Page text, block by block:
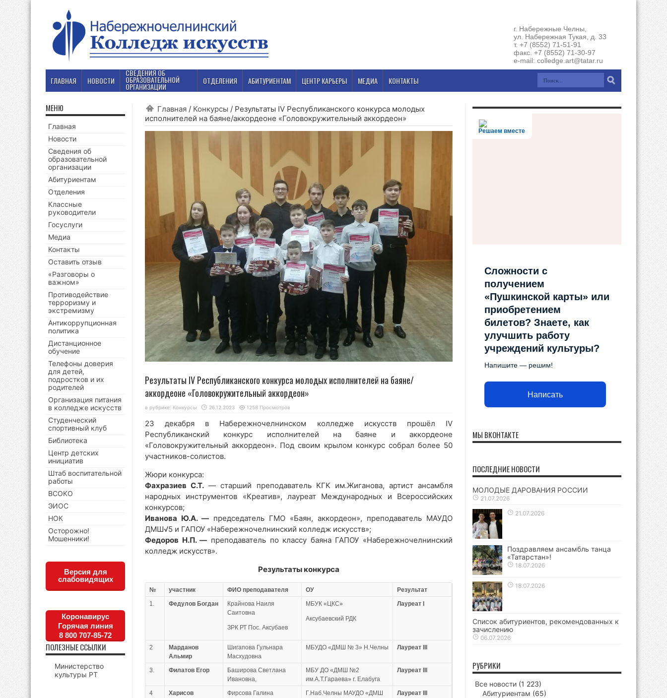
г. Набережные Челны,
ул. Набережная Тукая, д. 33
т. +7 (8552) 71-51-91
факс. +7 (8552) 71-30-97
e-mail: colledge.art@tatar.ru
ГЛАВНАЯ НОВОСТИ
СВЕДЕНИЯ ОБ
ОБРАЗОВАТЕЛЬНОЙ
ОРГАНИЗАЦИИ
ОТДЕЛЕНИЯ АБИТУРИЕНТАМ ЦЕНТР КАРЬЕРЫ МЕДИА КОНТАКТЫ
Главная / Конкурсы / Результаты IV Республиканского конкурса молодых
исполнителей на баяне/аккордеоне «Головокружительный аккордеон»
Результаты IV Республиканского конкурса молодых исполнителей на баяне/
аккордеоне «Головокружительный аккордеон»
в рубрике: Конкурсы 26.12.2023 1258 Просмотров
23 декабря в Набережночелнинском колледже искусств прошёл IV
Республиканский конкурс исполнителей на баяне и аккордеоне
«Головокружительный аккордеон». Под своим крылом конкурс собрал более 50
участников-солистов.
Жюри конкурса:
Фахразиев С.Т. — старший преподаватель КГК им.Жиганова, артист ансамбля
народных инструментов «Креатив», лауреат Международных и Всероссийских
конкурсов;
Иванова Ю.А. — председатель ГМО «Баян, аккордеон», преподаватель МАУДО
ДМШ√5 и ГАПОУ «Набережночелнинский колледж искусств»;
Федоров Н.П. — преподаватель по классу баяна ГАПОУ «Набережночелнинский
колледж искусств».
Результаты конкурса
№ участник ФИО преподавателя ОУ
Результат
1.
Федулов Богдан
Крайнова Наиля
Саитовна
ЗРК РТ Пос. Аксубаев
МБУК «ЦКС»
Аксубаевский РДК
Лауреат
2
Марданов
Альмир
Шигапова Гульнара
Масхудовна
МБУДО «ДМШ № 3» Н.Челны Лауреат
3. Филатов Егор
Баширова Светлана
Ивановна,
МБУ ДО «ДМШ №2
им.А.Т.Гараева» г. Елабуга
Лауреат
4
Харисов
Фирсова Галина
Г.Наб.Челны МАУДО «ДМШ
Лауреат
МЕНЮ
Главная
Новости
Сведения об
образовательной
организации
Абитуриентам
Отделения
Классные
руководители
Госуслуги
Медиа
Контакты
Оставить отзыв
«Разговоры о
важном»
Противодействие
терроризму и
экстремизму
Антикоррупционная
политика
Дистанционное
обучение
Телефоны доверия
для детей,
подростков и их
родителей
Организация питания
в колледже искусств
Студенческий
спортивный клуб
Библиотека
Центр детских
инициатив
Штаб воспитательной
работы
ВСОКО
ЭИОС
НОК
Осторожно!
Мошенники!
Версия для
слабовидящих
Коронавирус
Горячая линия
8 800 707-85-72
ПОЛЕЗНЫЕ ССЫЛКИ
Министерство
культуры РТ
Решаем вместе
Сложности с
получением
«Пушкинской карты» или
приобретением
билетов? Знаете, как
улучшить работу
учреждений культуры?
Напишите — решим!
Написать
МЫ ВКОНТАКТЕ
ПОСЛЕДНИЕ НОВОСТИ
МОЛОДЫЕ ДАРОВАНИЯ РОССИИ
21.07.2026
21.07.2026
Поздравляем ансамбль танца
«Татарстан»!
18.07.2026
18.07.2026
Список абитуриентов, рекомендованных к
зачислению
06.07.2026
РУБРИКИ
Все новости (1 223)
Абитуриентам (65)